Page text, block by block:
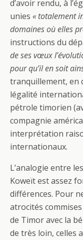
d’avoir rendu, à
unies « totalement
domaines où elles
instructions du
de ses vœux
pour qu’il en soit
tranquillement, en
légalité
pétrole timorien
compagnie
interprétation
internationaux.
L’analogie entre
Koweït est assez
différences. Pour
atrocités
de Timor avec la
de très loin, celles